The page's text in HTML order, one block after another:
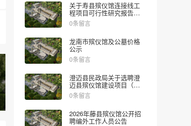
关于寿县殡仪馆连接线工
程项目可行性研究报告的
批复
0条留言
龙南市殡仪馆及公墓价格
公示
0条留言
澄迈县民政局关于选聘澄
迈县殡仪馆建设项目（一
期）社会稳定风险评估机
构的公告
0条留言
2026年藤县殡仪馆公开招
聘编外工作人员公告